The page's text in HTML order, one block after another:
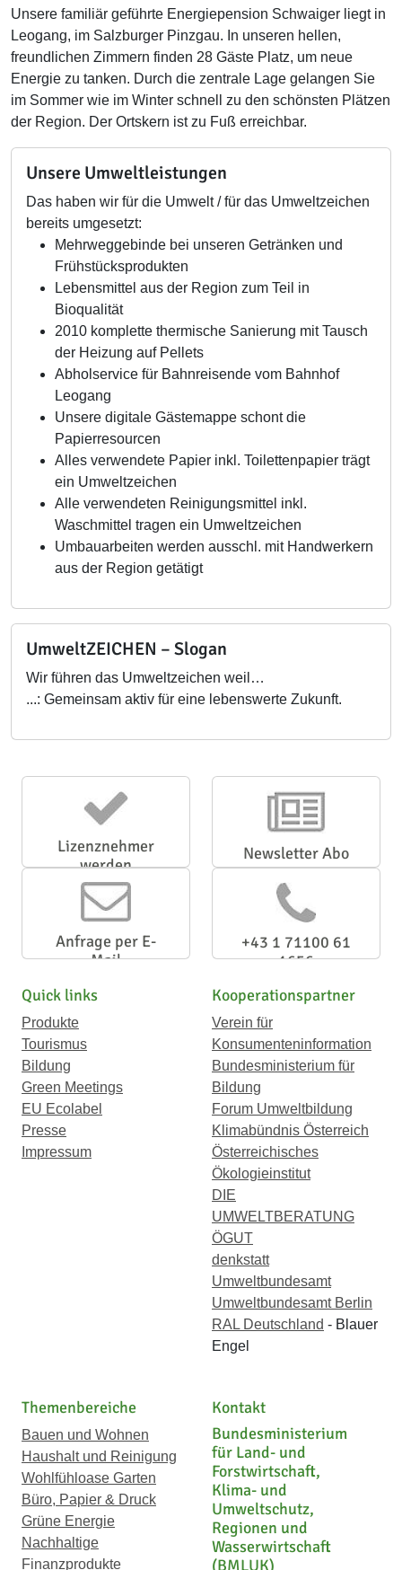
Unsere familiär geführte Energiepension Schwaiger liegt in
Leogang, im Salzburger Pinzgau. In unseren hellen,
freundlichen Zimmern finden 28 Gäste Platz, um neue
Energie zu tanken. Durch die zentrale Lage gelangen Sie
im Sommer wie im Winter schnell zu den schönsten Plätzen
der Region. Der Ortskern ist zu Fuß erreichbar.
Unsere Umweltleistungen
Das haben wir für die Umwelt / für das Umweltzeichen
bereits umgesetzt:
Mehrweggebinde bei unseren Getränken und
Frühstücksprodukten
Lebensmittel aus der Region zum Teil in
Bioqualität
2010 komplette thermische Sanierung mit Tausch
der Heizung auf Pellets
Abholservice für Bahnreisende vom Bahnhof
Leogang
Unsere digitale Gästemappe schont die
Papierresourcen
Alles verwendete Papier inkl. Toilettenpapier trägt
ein Umweltzeichen
Alle verwendeten Reinigungsmittel inkl.
Waschmittel tragen ein Umweltzeichen
Umbauarbeiten werden ausschl. mit Handwerkern
aus der Region getätigt
UmweltZEICHEN – Slogan
Wir führen das Umweltzeichen weil…
...: Gemeinsam aktiv für eine lebenswerte Zukunft.
Lizenznehmer
werden
Newsletter Abo
Anfrage per E-
Mail
+43 1 71100 61
1656
Quick links
Produkte
Tourismus
Bildung
Green Meetings
EU Ecolabel
Presse
Impressum
Kooperationspartner
Verein für
Konsumenteninformation
Bundesministerium für
Bildung
Forum Umweltbildung
Klimabündnis Österreich
Österreichisches
Ökologieinstitut
DIE
UMWELTBERATUNG
ÖGUT
denkstatt
Umweltbundesamt
Umweltbundesamt Berlin
RAL Deutschland - Blauer
Engel
Themenbereiche
Bauen und Wohnen
Haushalt und Reinigung
Wohlfühloase Garten
Büro, Papier & Druck
Grüne Energie
Nachhaltige
Finanzprodukte
Kontakt
Bundesministerium
für Land- und
Forstwirtschaft,
Klima- und
Umweltschutz,
Regionen und
Wasserwirtschaft
(BMLUK)